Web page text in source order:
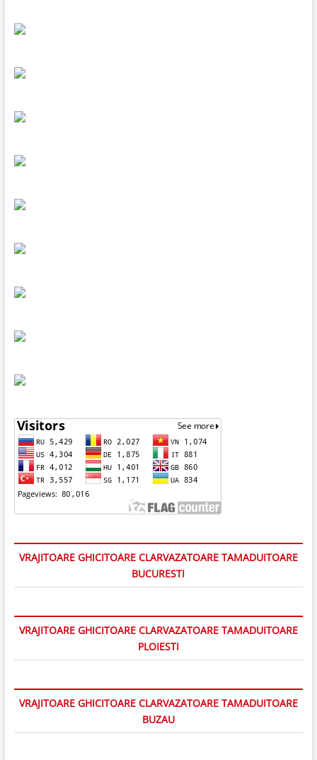
VRAJITOARE GHICITOARE CLARVAZATOARE TAMADUITOARE
BUCURESTI
VRAJITOARE GHICITOARE CLARVAZATOARE TAMADUITOARE
PLOIESTI
VRAJITOARE GHICITOARE CLARVAZATOARE TAMADUITOARE
BUZAU